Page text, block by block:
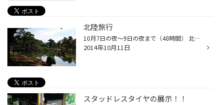
北陸旅行
10月7日の夜～9日の夜まで（48時間） 北陸旅行に行ってきました＾＾ 20時間位車内にいたような気がしますが、能登島水族館～東尋坊～粟津温泉～兼六園、金沢城公園～ひがし茶屋街を周りました。 まだ紅葉には早かったですが、旅行ができて良かったと思います。 金沢は街の雰囲気もよくお勧めスポッ...
2014年10月11日
スタッドレスタイヤの展示！！